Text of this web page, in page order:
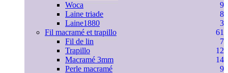
Woca
9
Laine triade
8
Laine1880
3
Fil macramé et trapillo
61
Fil de lin
7
Trapillo
12
Macramé 3mm
14
Perle macramé
9